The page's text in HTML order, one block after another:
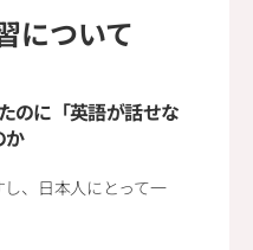
について
のに「英語が話せな
か
、日本人にとって一